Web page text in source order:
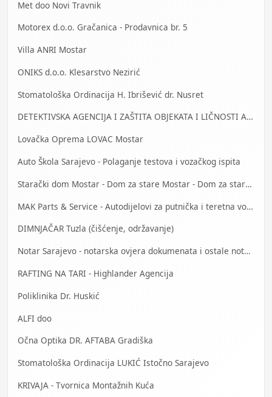
Met doo Novi Travnik
Motorex d.o.o. Gračanica - Prodavnica br. 5
Villa ANRI Mostar
ONIKS d.o.o. Klesarstvo Nezirić
Stomatološka Ordinacija H. Ibrišević dr. Nusret
DETEKTIVSKA AGENCIJA I ZAŠTITA OBJEKATA I LIČNOSTI ALFA DM Travnik
Lovačka Oprema LOVAC Mostar
Auto Škola Sarajevo - Polaganje testova i vozačkog ispita
Starački dom Mostar - Dom za stare Mostar - Dom za stara lica Mostar
MAK Parts & Service - Autodijelovi za putnička i teretna vozila Gračanica
DIMNJAČAR Tuzla (čišćenje, održavanje)
Notar Sarajevo - notarska ovjera dokumenata i ostale notarske usluge
RAFTING NA TARI - Highlander Agencija
Poliklinika Dr. Huskić
ALFI doo
Očna Optika DR. AFTABA Gradiška
Stomatološka Ordinacija LUKIĆ Istočno Sarajevo
KRIVAJA - Tvornica Montažnih Kuća